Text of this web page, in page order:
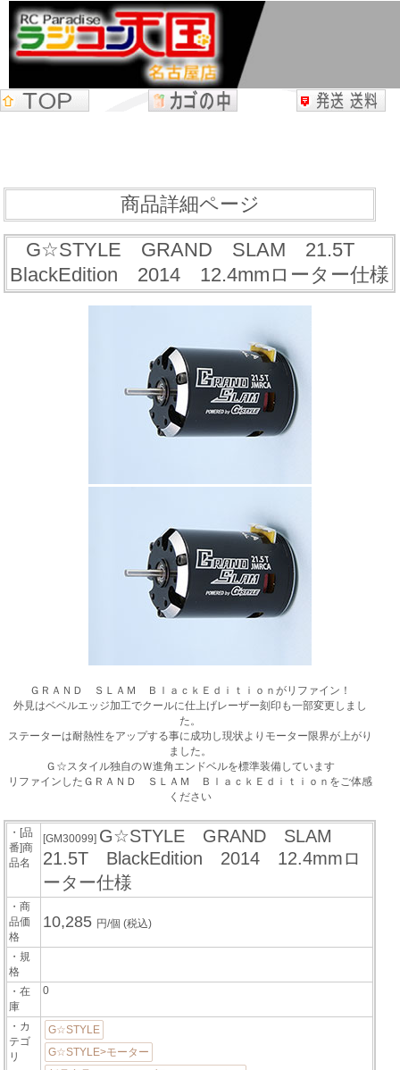
商品詳細ページ
G☆STYLE GRAND SLAM 21.5T
BlackEdition 2014 12.4mmローター仕様
ＧＲＡＮＤ ＳＬＡＭ ＢｌａｃｋＥｄｉｔｉｏｎがリファイン！
外見はベベルエッジ加工でクールに仕上げレーザー刻印も一部変更しまし
た。
ステーターは耐熱性をアップする事に成功し現状よりモーター限界が上がり
ました。
Ｇ☆スタイル独自のＷ進角エンドベルを標準装備しています
リファインしたＧＲＡＮＤ ＳＬＡＭ ＢｌａｃｋＥｄｉｔｉｏｎをご体感
ください
・[品
番]商
品名
[GM30099] G☆STYLE GRAND SLAM
21.5T BlackEdition 2014 12.4mmロ
ーター仕様
・商
品価
格
10,285 円/個(税込)
・規
格
・在
庫
0
・カ
テゴ
リ
G☆STYLE
G☆STYLE>モーター